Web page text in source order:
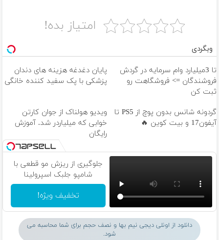
امتیاز بده!
وبگردی
تا 3میلیارد وام سرمایه در گردش
فروشندگان => فروشگاهت رو
ثبت کن
پایان دغدغه هزینه های دندان
پزشکی با پک سفید کننده خانگی
گردونه شانس بدون پوچ از PS5 تا
آیفون17 و بیت کوین 🔥
ویدیو هولناک از جوان کارتن
خوابی که میلیاردر شد. آموزش
رایگان
جلوگیری از ریزش مو قطعی با
شامپو جلبک اسپرولینا
تخفیف ویژه!
دانلود از اونلی دیجی نیم بها و نصف حجم برای شما محاسبه می
شود.